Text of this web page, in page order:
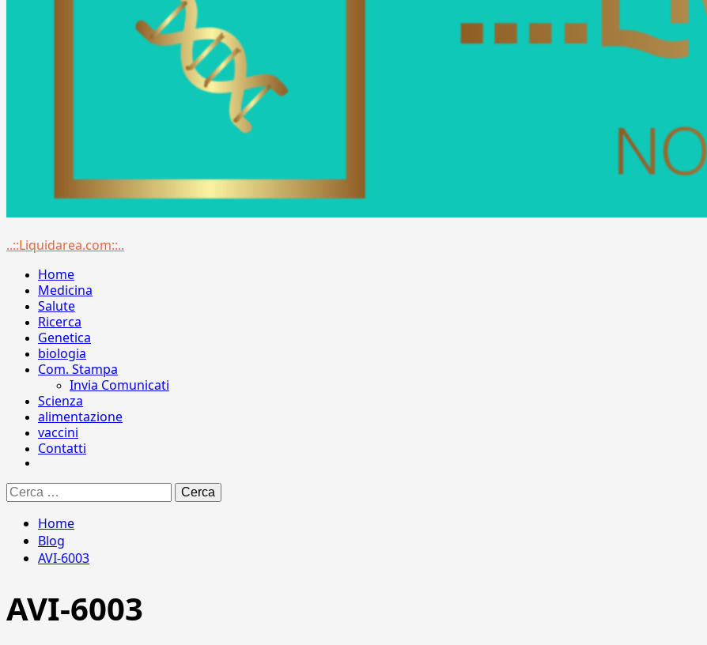
Menu
..::Liquidarea.com::..
Home
Medicina
Salute
Ricerca
Genetica
biologia
Com. Stampa
Invia Comunicati
Scienza
alimentazione
vaccini
Contatti
Ricerca
per:
Home
Blog
AVI-6003
AVI-6003